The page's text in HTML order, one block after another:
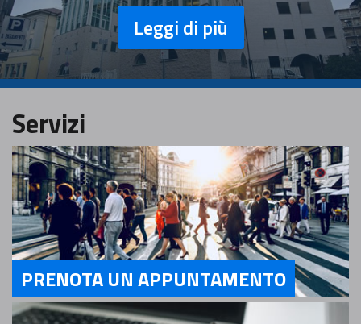
Leggi di più
Servizi
Servizi PRENOTA UN APPUNTAMENTO
PRENOTA UN APPUNTAMENTO